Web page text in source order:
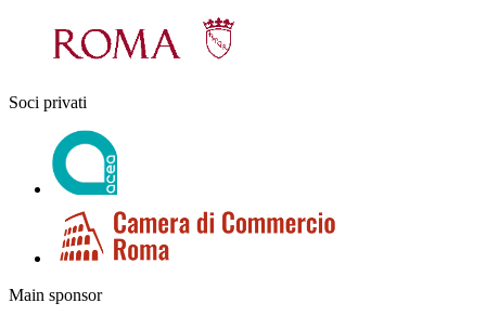
Soci privati
Main sponsor